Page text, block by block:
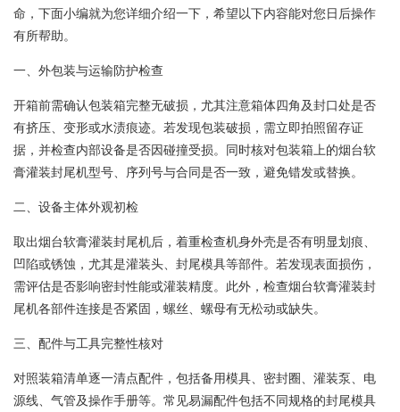
命，下面小编就为您详细介绍一下，希望以下内容能对您日后操作
有所帮助。
一、外包装与运输防护检查
开箱前需确认包装箱完整无破损，尤其注意箱体四角及封口处是否
有挤压、变形或水渍痕迹。若发现包装破损，需立即拍照留存证
据，并检查内部设备是否因碰撞受损。同时核对包装箱上的烟台软
膏灌装封尾机型号、序列号与合同是否一致，避免错发或替换。
二、设备主体外观初检
取出烟台软膏灌装封尾机后，着重检查机身外壳是否有明显划痕、
凹陷或锈蚀，尤其是灌装头、封尾模具等部件。若发现表面损伤，
需评估是否影响密封性能或灌装精度。此外，检查烟台软膏灌装封
尾机各部件连接是否紧固，螺丝、螺母有无松动或缺失。
三、配件与工具完整性核对
对照装箱清单逐一清点配件，包括备用模具、密封圈、灌装泵、电
源线、气管及操作手册等。常见易漏配件包括不同规格的封尾模具